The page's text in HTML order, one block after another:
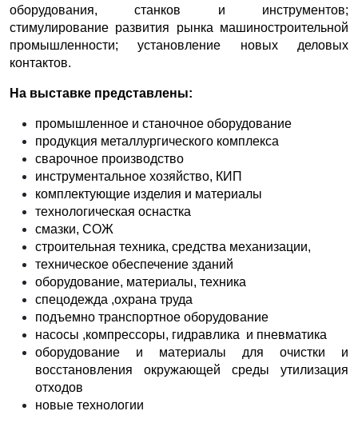
оборудования, станков и инструментов;
стимулирование развития рынка машиностроительной
промышленности; установление новых деловых
контактов.
На выставке представлены:
промышленное и станочное оборудование
продукция металлургического комплекса
сварочное производство
инструментальное хозяйство, КИП
комплектующие изделия и материалы
технологическая оснастка
смазки, СОЖ
строительная техника, средства механизации,
техническое обеспечение зданий
оборудование, материалы, техника
спецодежда ,охрана труда
подъемно транспортное оборудование
насосы ,компрессоры, гидравлика и пневматика
оборудование и материалы для очистки и
восстановления окружающей среды утилизация
отходов
новые технологии